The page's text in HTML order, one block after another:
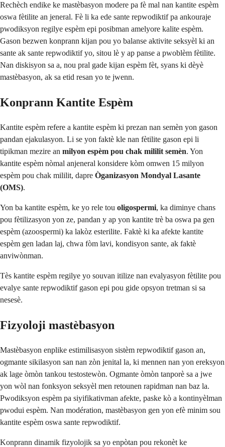
Rechèch endike ke mastèbasyon modere pa fè mal nan kantite espèm
oswa fètilite an jeneral. Fè li ka ede sante repwodiktif pa ankouraje
pwodiksyon regilye espèm epi posibman amelyore kalite espèm.
Gason bezwen konprann kijan pou yo balanse aktivite seksyèl ki an
sante ak sante repwodiktif yo, sitou lè y ap panse a pwoblèm fètilite.
Nan diskisyon sa a, nou pral gade kijan espèm fèt, syans ki dèyè
mastèbasyon, ak sa etid resan yo te jwenn.
Konprann Kantite Espèm
Kantite espèm refere a kantite espèm ki prezan nan semèn yon gason
pandan ejakulasyon. Li se yon faktè kle nan fètilite gason epi li
tipikman mezire an milyon espèm pou chak mililit semèn. Yon
kantite espèm nòmal anjeneral konsidere kòm omwen 15 milyon
espèm pou chak mililit, dapre Òganizasyon Mondyal Lasante
(OMS).
Yon ba kantite espèm, ke yo rele tou oligospermi, ka diminye chans
pou fètilizasyon yon ze, pandan y ap yon kantite trè ba oswa pa gen
espèm (azoospermi) ka lakòz esterilite. Faktè ki ka afekte kantite
espèm gen ladan laj, chwa fòm lavi, kondisyon sante, ak faktè
anviwònman.
Tès kantite espèm regilye yo souvan itilize nan evalyasyon fètilite pou
evalye sante repwodiktif gason epi pou gide opsyon tretman si sa
nesesè.
Fizyoloji mastèbasyon
Mastèbasyon enplike estimilisasyon sistèm repwodiktif gason an,
ogmante sikilasyon san nan zòn jenital la, ki mennen nan yon ereksyon
ak lage òmòn tankou testostewòn. Ogmante òmòn tanporè sa a jwe
yon wòl nan fonksyon seksyèl men retounen rapidman nan baz la.
Pwodiksyon espèm pa siyifikativman afekte, paske kò a kontinyèlman
pwodui espèm. Nan modération, mastèbasyon gen yon efè minim sou
kantite espèm oswa sante repwodiktif.
Konprann dinamik fizyolojik sa yo enpòtan pou rekonèt ke